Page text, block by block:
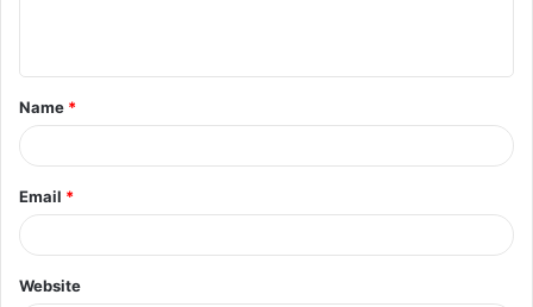
Name *
Email *
Website